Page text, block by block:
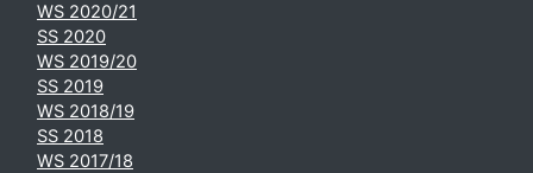
WS 2020/21
SS 2020
WS 2019/20
SS 2019
WS 2018/19
SS 2018
WS 2017/18